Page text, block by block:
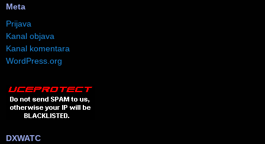
Meta
Prijava
Kanal objava
Kanal komentara
WordPress.org
DXWATC